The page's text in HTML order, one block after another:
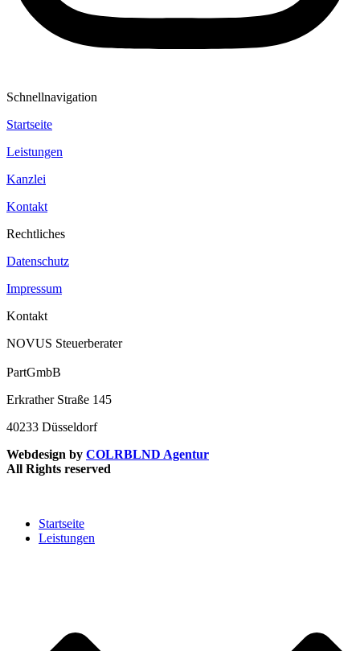
Schnellnavigation
Startseite
Leistungen
Kanzlei
Kontakt
Rechtliches
Datenschutz
Impressum
Kontakt
NOVUS Steuerberater
PartGmbB
Erkrather Straße 145
40233 Düsseldorf
Webdesign by COLRBLND Agentur
All Rights reserved
Startseite
Leistungen